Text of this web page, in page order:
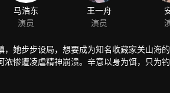
她步步设局，想要成为知名收藏家关山海
惨遭凌虐精神崩溃。辛意以身为饵，只为
，各怀鬼胎的二人展开合作，在宁静祥和的